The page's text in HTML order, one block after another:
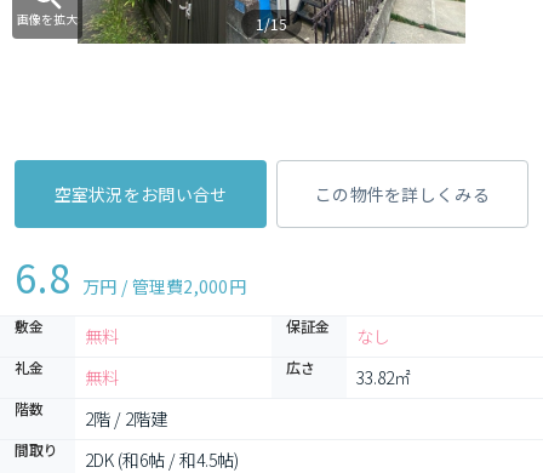
画像を拡大 1/15
空室状況をお問い合せ この物件を詳しくみる
6.8 万円 / 管理費2,000円
敷金 無料 保証金 なし
礼金 無料 広さ 33.82㎡
階数 2階 / 2階建
間取り 2DK (和6帖 / 和4.5帖)